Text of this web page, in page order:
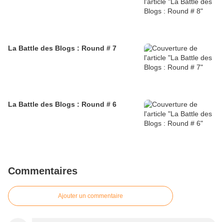
La Battle des Blogs : Round # 7
La Battle des Blogs : Round # 6
Commentaires
Ajouter un commentaire